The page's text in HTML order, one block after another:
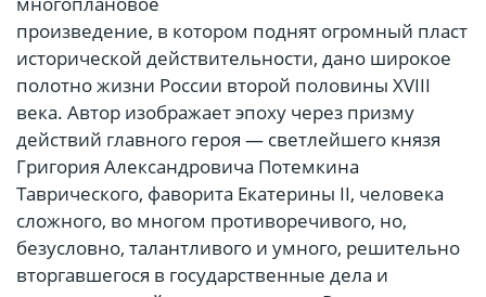
произведение, в котором поднят огромный пласт
исторической действительности, дано широкое
полотно жизни России второй половины XVIII
века. Автор изображает эпоху через призму
действий главного героя — светлейшего князя
Григория Александровича Потемкина
Таврического, фаворита Екатерины II, человека
сложного, во многом противоречивого, но,
безусловно, талантливого и умного, решительно
вторгавшегося в государственные дела и